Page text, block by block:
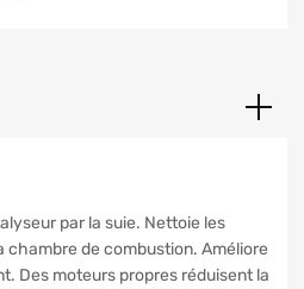
par la suie. Nettoie les
chambre de combustion. Améliore
Des moteurs propres réduisent la